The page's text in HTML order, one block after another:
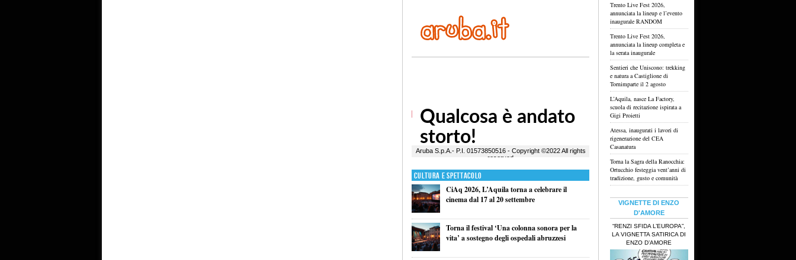
Cultura e Spettacolo
CiAq 2026, L’Aquila torna a celebrare il
cinema dal 17 al 20 settembre
Torna il festival ‘Una colonna sonora per la
vita’ a sostegno degli ospedali abruzzesi
Trento Live Fest 2026,
annunciata la lineup e l’evento
inaugurale RANDOM
Trento Live Fest 2026,
annunciata la lineup completa e
la serata inaugurale
Sentieri che Uniscono: trekking
e natura a Castiglione di
Tornimparte il 2 agosto
L’Aquila, nasce La Factory,
scuola di recitazione ispirata a
Gigi Proietti
Atessa, inaugurati i lavori di
rigenerazione del CEA
Casanatura
Torna la Sagra della Ranocchia:
Ortucchio festeggia vent’anni di
tradizione, gusto e comunità
VIGNETTE DI ENZO
D'AMORE
“RENZI SFIDA L’EUROPA”,
LA VIGNETTA SATIRICA DI
ENZO D’AMORE